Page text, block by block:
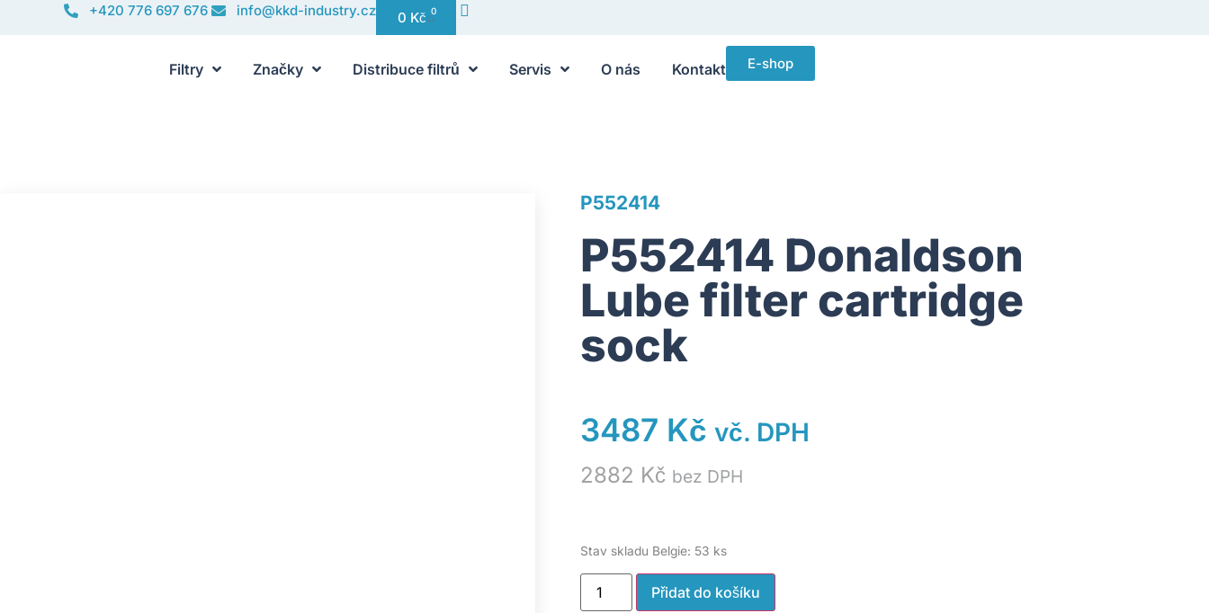
+420 776 697 676 info@kkd-industry.cz 0 Kč 0
Filtry Značky Distribuce filtrů Servis O nás Kontakt E-shop
P552414
P552414 Donaldson
Lube filter cartridge
sock
3487 Kč vč. DPH
2882 Kč bez DPH
Stav skladu Belgie: 53 ks
Přidat do košíku